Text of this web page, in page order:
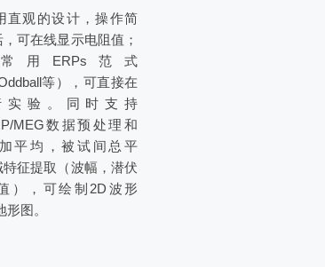
直观的设计，操作简
可在线显示电阻值；
用ERPs范式
等），可直接在
实验。同时支持
MEG数据预处理和
平均，被试间总平
特征提取（波幅，潜伏
），可绘制2D波形
图。